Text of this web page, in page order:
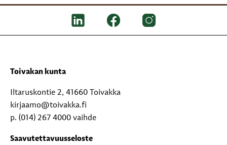
Toivakan kunta
Iltaruskontie 2, 41660 Toivakka
kirjaamo@toivakka.fi
p. (014) 267 4000 vaihde
Saavutettavuusseloste